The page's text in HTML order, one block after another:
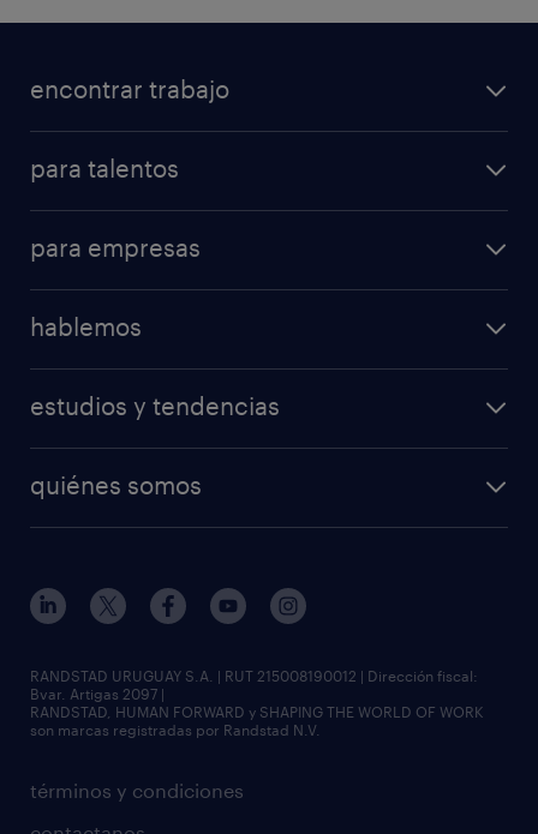
encontrar trabajo
para talentos
para empresas
hablemos
estudios y tendencias
quiénes somos
términos y condiciones
RANDSTAD URUGUAY S.A. | RUT 215008190012 | Dirección fiscal:
Bvar. Artigas 2097 |
RANDSTAD, HUMAN FORWARD y SHAPING THE WORLD OF WORK
son marcas registradas por Randstad N.V.